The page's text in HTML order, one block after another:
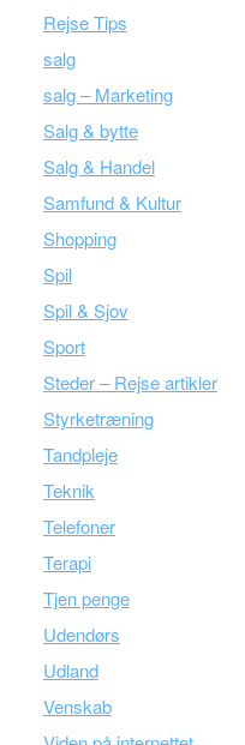
Rejse Tips
salg
salg – Marketing
Salg & bytte
Salg & Handel
Samfund & Kultur
Shopping
Spil
Spil & Sjov
Sport
Steder – Rejse artikler
Styrketræning
Tandpleje
Teknik
Telefoner
Terapi
Tjen penge
Udendørs
Udland
Venskab